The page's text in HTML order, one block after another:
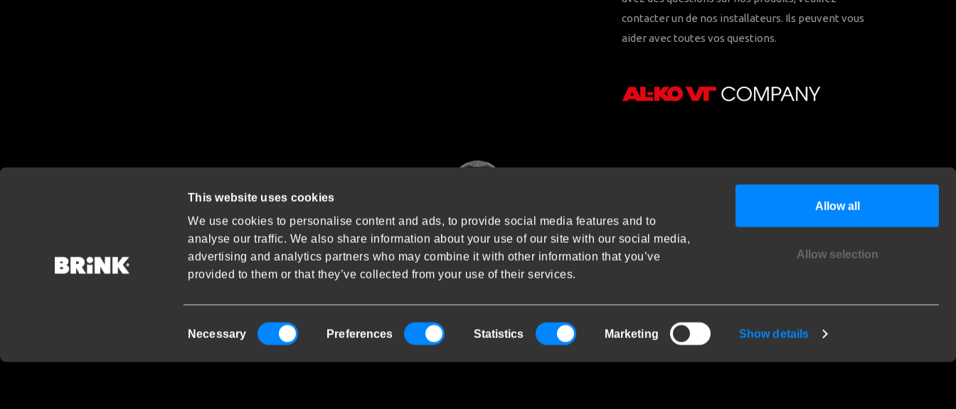
This website uses cookies
We use cookies to personalise content and ads, to provide social media features and to
analyse our traffic. We also share information about your use of our site with our social media,
advertising and analytics partners who may combine it with other information that you’ve
provided to them or that they’ve collected from your use of their services.
Selection
Necessary Preferences Statistics Marketing Show details
Allow all
Allow selection
contacter un de nos installateurs. Ils peuvent vous
aider avec toutes vos questions.